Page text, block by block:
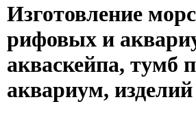
Изготовление
рифовых и
акваскейпа, тумб
аквариум,